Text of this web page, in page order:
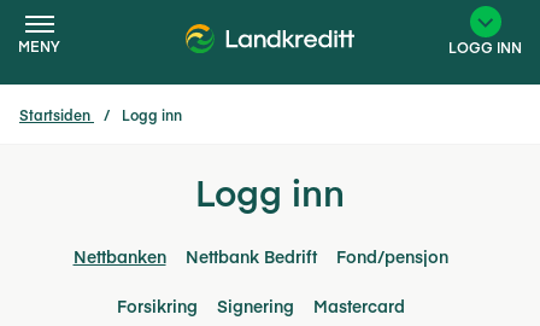
MENY LOGG INN
Startsiden Logg inn
Logg inn
Nettbanken Nettbank Bedrift Fond/pensjon
Forsikring Signering Mastercard